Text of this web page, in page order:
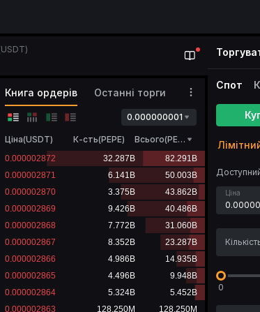
Книга ордерів Останні торги
0.000000001
Ціна(USDT) К-сть(PEPE) Всього(PEPE)
Спот
Ціна
0